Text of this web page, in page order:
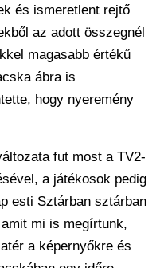
és ismeretlent rejtő
az adott összegnél
magasabb értékű
ábra is
hogy nyeremény
fut most a TV2-
a játékosok pedig
esti Sztárban sztárban
mi is megírtunk,
a képernyőkre és